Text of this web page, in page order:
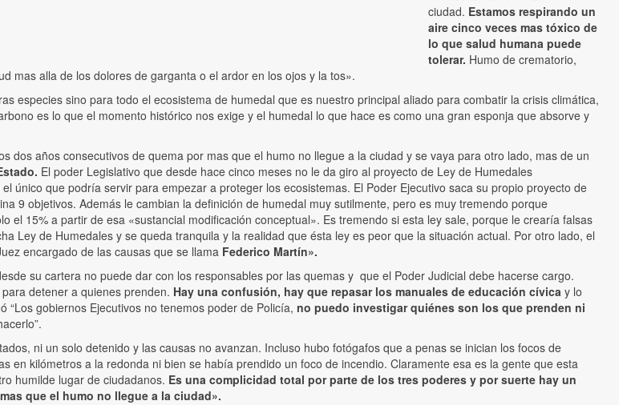
ciudad. Estamos respirando un
aire cinco veces mas tóxico de
lo que salud humana puede
tolerar. Humo de crematorio,
mas alla de los dolores de garganta o el ardor en los ojos y la tos».
especies sino para todo el ecosistema de humedal que es nuestro principal aliado para combatir la crisis climática,
es lo que el momento histórico nos exige y el humedal lo que hace es como una gran esponja que absorve y
dos años consecutivos de quema por mas que el humo no llegue a la ciudad y se vaya para otro lado, mas de un
El poder Legislativo que desde hace cinco meses no le da giro al proyecto de Ley de Humedales
único que podría servir para empezar a proteger los ecosistemas. El Poder Ejecutivo saca su propio proyecto de
9 objetivos. Además le cambian la definición de humedal muy sutilmente, pero es muy tremendo porque
15% a partir de esa «sustancial modificación conceptual». Es tremendo si esta ley sale, porque le crearía falsas
Ley de Humedales y se queda tranquila y la realidad que ésta ley es peor que la situación actual. Por otro lado, el
encargado de las causas que se llama Federico Martín».
su cartera no puede dar con los responsables por las quemas y que el Poder Judicial debe hacerse cargo.
detener a quienes prenden. Hay una confusión, hay que repasar los manuales de educación cívica y lo
gobiernos Ejecutivos no tenemos poder de Policía, no puedo investigar quiénes son los que prenden ni
ni un solo detenido y las causas no avanzan. Incluso hubo fotógafos que a penas se inician los focos de
en kilómetros a la redonda ni bien se había prendido un foco de incendio. Claramente esa es la gente que esta
humilde lugar de ciudadanos. Es una complicidad total por parte de los tres poderes y por suerte hay un
que el humo no llegue a la ciudad».